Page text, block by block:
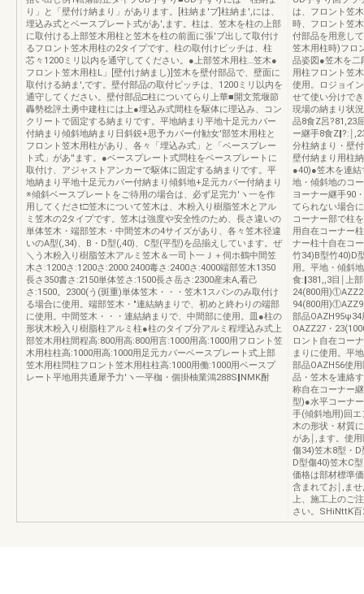
り」と「壁付け納まり」があります。[柱納ま'ブ]柱納ま',には、
埋込み式とベースプレート式があ',ます。柱は、笠木を柱の上部
に取付ける上部笠木用柱と笠木を柱の前面に張'ブ出して取付け
るフロント笠木用柱の2タイプです。柱の取付けビッチは、柱
芯々1200ミリ以内を通守してください。●上部笠木用柱…笠木●
フロント笠木用柱L」[壁付け納まし)]笠木を壁付部品で、壁面に
取付ける納ま',です。壁付部品の取付ピッチは、1200ミリ以内を
通守してください。壁付部品□柱についてらり上華■開文荒堰節
轟勢稔評土勇中建柱には上●埋込み式間柱を駆体に理込み、コン
クリートで固定する納まりです。平地納まり平地十足元カバー
付納まり傾斜地納まり日斜鋭+思予カバー付勧女'部笠木用柱と
フロント笠木用柱があり、各々「埋込み式」と「ベースプレー
ト式」があ''ます。●ベースプレート式問柱をベースプレートに
取付け、アジャストアンカーで駆体に固定する納まりです。平
地納まり平地十足元カバー付納まり傾斜地+足元カバー付納まり
※傾斜ベースプレートをご待用の場合は、必ず足完力′ヽ一を作
用してくださt□笠木について笠木は、木粉入り樹脂笠木とアル
ミ笠木の2タイプです。笠木は強度や安全性のため、長さ違いの
単体笠木・端部笠木・中間笠木の4サイズがあり、各々笠木径違
いのA型(,34)、B・D型(,40)、C型(平型)を品揃えしています。ぜ
＼う木粉入り樹脂笠木アルミ笠木＆一司卜一Ｊ＋伺ホ鶴中間笠
木さ:1200さ:1200さ:2000:2400毒さ:2400さ:4000端部笠木1350
長さ350書さ:2150単体笠さ:1500長さ岳さ:2300産未A,看己
さ:1500。2300(う(斑重)単体笠木・・・笠木1スパンのみ取付け
る場合に使用。端部笠木・"連結納まりで、初めと終わりの端部
に使用。中間笠木・・・連結納まりで、中間部に使用。皿●柱の
形状木粉入り樹脂柱アルミ柱●柱のタイプ分アルミ程埋込み式上
部笠木用柱間程高:800用高:800用言:1000用高:1000用フロント笠
木用柱柱高:1000用高:1000用足元カバーベースプレート式上部
笠木用柱問柱フロント笠木用柱柱高:1000用働:1000用ベースプ
レート平地用共通犀予力′ヽ一平枷・個掛柚業鴻288S‖NMK酎
は、フロント笠
時、フロント笠
付部品を用意し
笠木用柱時)フロ
品姿図●笠木を二
用柱フロント笠
使用。ロジョイ
せて使い分けで
現場の納まり状
品8食Z呂?81,23
ー継手8食Z‖?:￨
分柱納まり・壁
壁付納まり用柱
●40)●笠木を連
地・傾斜地のコ
ヨーナー継手90
てられない場合
コーナー部で柱
用自在コーナー
ナー柱十自在コ
竹34)B型竹40)D
用。平地・傾斜
食:‖381,,3目￨上
24(800用
94(800用
部品
OAZZ27・
ロント自在コー
まりに使用。平
部品OAZH56使
品・笠木を連絡
称自在コーナー
型)●水平コーナ
手(傾斜地用)回
木の形状・材質
があ￨,ます。使
傷34)笠木8型・
D型傷40)笠木C
価格は部材標準
含まれてお￨,ま
上、施工上のご
さい。SHiNttK百